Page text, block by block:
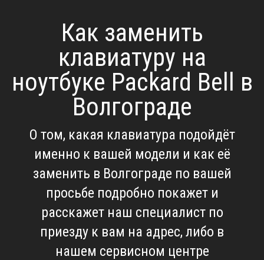
Как заменить
клавиатуру на
ноутбуке Packard Bell в
Волгограде
О том, какая клавиатура подойдёт
именно к вашей модели и как её
заменить в Волгограде по вашей
просьбе подробно покажет и
расскажет наш специалист по
приезду к вам на адрес, либо в
нашем сервисном центре